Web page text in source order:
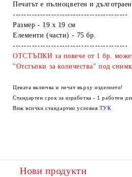
Печатът е пълноцветен и
------------------------------------------
Размер - 19 х 19 см
Елементи (части) - 75 бр.
------------------------------------------
ОТСТЪПКИ за повече от 1 бр.
"Отстъпки за количества" под
Цената включва и печат върху изделието!
Стандартен срок за изработка - 1 работен
Виж всички стандартни условия ТУК
Нови продукти